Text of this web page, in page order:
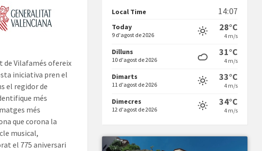
de Vilafamés ofereix
iniciativa pren el
el regidor de
més
més
que corona la
musical,
el 775 aniversari
En Bum
Vermuts a la Font. Hit parit
Local Time 14:07
Today
9 d'agost de 2026
28°C
4 m/s
Dilluns
10 d'agost de 2026
31°C
4 m/s
Dimarts
11 d'agost de 2026
33°C
4 m/s
Dimecres
12 d'agost de 2026
34°C
4 m/s